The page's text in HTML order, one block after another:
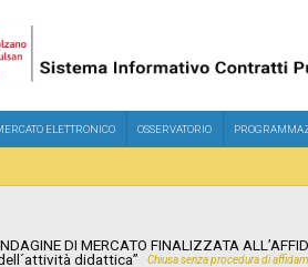
ELETTRONICO OSSERVATORIO
DI MERCATO FINALIZZATA
didattica”
Chiusa senza procedura di